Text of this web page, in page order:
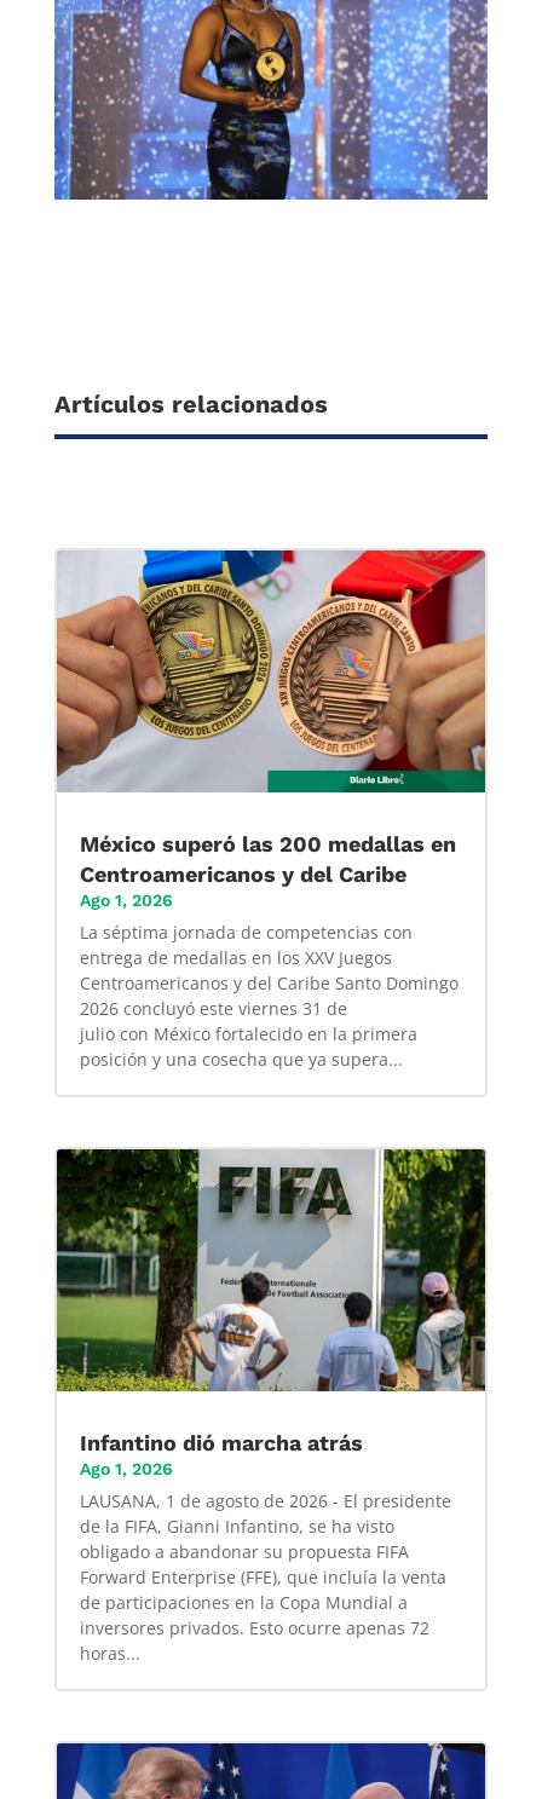
Artículos relacionados
México superó las 200 medallas en
Centroamericanos y del Caribe
Ago 1, 2026
La séptima jornada de competencias con
entrega de medallas en los XXV Juegos
Centroamericanos y del Caribe Santo Domingo
2026 concluyó este viernes 31 de
julio con México fortalecido en la primera
posición y una cosecha que ya supera...
Infantino dió marcha atrás
Ago 1, 2026
LAUSANA, 1 de agosto de 2026 - El presidente
de la FIFA, Gianni Infantino, se ha visto
obligado a abandonar su propuesta FIFA
Forward Enterprise (FFE), que incluía la venta
de participaciones en la Copa Mundial a
inversores privados. Esto ocurre apenas 72
horas...